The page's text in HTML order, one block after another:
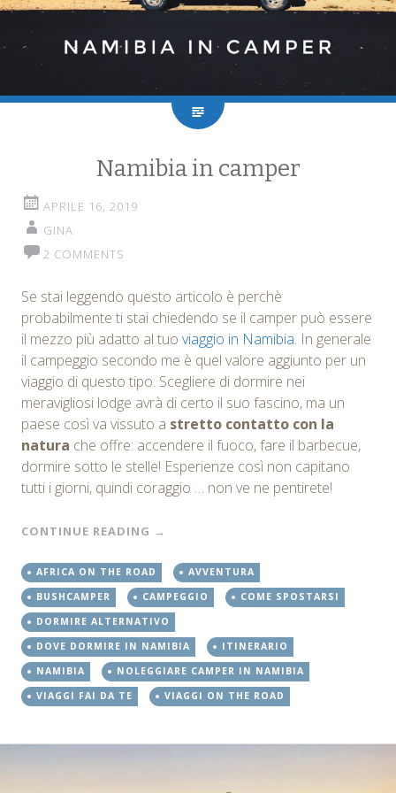
Namibia in camper
APRILE 16, 2019
GINA
2 COMMENTS
Se stai leggendo questo articolo è perchè
probabilmente ti stai chiedendo se il camper può essere
il mezzo più adatto al tuo viaggio in Namibia. In generale
il campeggio secondo me è quel valore aggiunto per un
viaggio di questo tipo. Scegliere di dormire nei
meravigliosi lodge avrà di certo il suo fascino, ma un
paese così va vissuto a stretto contatto con la
natura che offre: accendere il fuoco, fare il barbecue,
dormire sotto le stelle! Esperienze così non capitano
tutti i giorni, quindi coraggio … non ve ne pentirete!
CONTINUE READING →
AFRICA ON THE ROAD
AVVENTURA
BUSHCAMPER
CAMPEGGIO
COME SPOSTARSI
DORMIRE ALTERNATIVO
DOVE DORMIRE IN NAMIBIA
ITINERARIO
NAMIBIA
NOLEGGIARE CAMPER IN NAMIBIA
VIAGGI FAI DA TE
VIAGGI ON THE ROAD